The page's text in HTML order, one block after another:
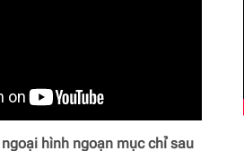
hình ngoạn mục chỉ sau